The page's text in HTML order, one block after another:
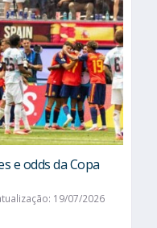
e odds da Copa
19/07/2026